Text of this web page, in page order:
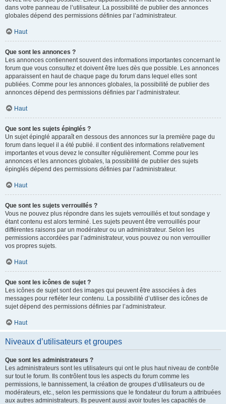
dans votre panneau de l’utilisateur. La possibilité de publier des annonces
globales dépend des permissions définies par l’administrateur.
Haut
Que sont les annonces ?
Les annonces contiennent souvent des informations importantes concernant le
forum que vous consultez et doivent être lues dès que possible. Les annonces
apparaissent en haut de chaque page du forum dans lequel elles sont
publiées. Comme pour les annonces globales, la possibilité de publier des
annonces dépend des permissions définies par l’administrateur.
Haut
Que sont les sujets épinglés ?
Un sujet épinglé apparaît en dessous des annonces sur la première page du
forum dans lequel il a été publié. il contient des informations relativement
importantes et vous devez le consulter régulièrement. Comme pour les
annonces et les annonces globales, la possibilité de publier des sujets
épinglés dépend des permissions définies par l’administrateur.
Haut
Que sont les sujets verrouillés ?
Vous ne pouvez plus répondre dans les sujets verrouillés et tout sondage y
étant contenu est alors terminé. Les sujets peuvent être verrouillés pour
différentes raisons par un modérateur ou un administrateur. Selon les
permissions accordées par l’administrateur, vous pouvez ou non verrouiller
vos propres sujets.
Haut
Que sont les icônes de sujet ?
Les icônes de sujet sont des images qui peuvent être associées à des
messages pour refléter leur contenu. La possibilité d’utiliser des icônes de
sujet dépend des permissions définies par l’administrateur.
Haut
Niveaux d’utilisateurs et groupes
Que sont les administrateurs ?
Les administrateurs sont les utilisateurs qui ont le plus haut niveau de contrôle
sur tout le forum. Ils contrôlent tous les aspects du forum comme les
permissions, le bannissement, la création de groupes d’utilisateurs ou de
modérateurs, etc., selon les permissions que le fondateur du forum a attribuées
aux autres administrateurs. Ils peuvent aussi avoir toutes les capacités de